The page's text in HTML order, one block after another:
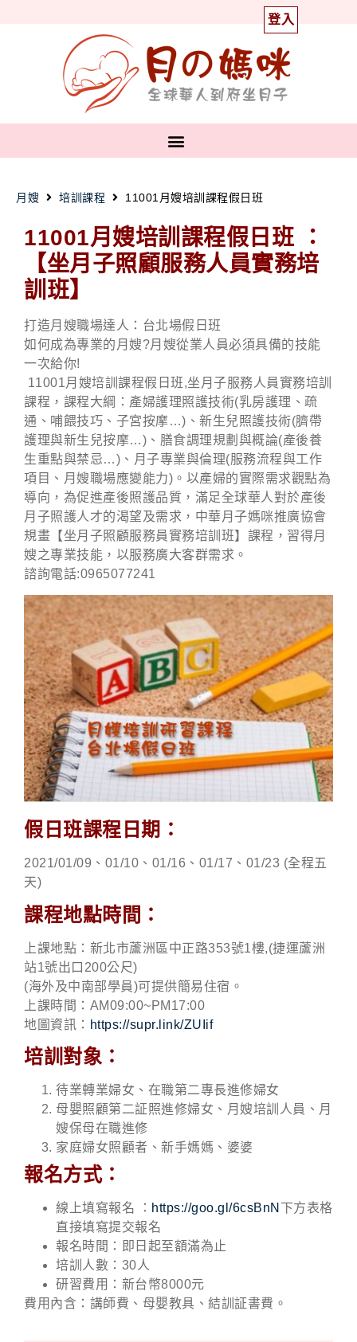
登入
月嫂 培訓課程 11001月嫂培訓課程假日班
11001月嫂培訓課程假日班 ：
【坐月子照顧服務人員實務培
訓班】
打造月嫂職場達人：台北場假日班
如何成為專業的月嫂?月嫂從業人員必須具備的技能
一次給你!
11001月嫂培訓課程假日班,坐月子服務人員實務培訓
課程，課程大綱：產婦護理照護技術(乳房護理、疏
通、哺餵技巧、子宮按摩…)、新生兒照護技術(臍帶
護理與新生兒按摩…)、膳食調理規劃與概論(產後養
生重點與禁忌…)、月子專業與倫理(服務流程與工作
項目、月嫂職場應變能力)。以產婦的實際需求觀點為
導向，為促進產後照護品質，滿足全球華人對於產後
月子照護人才的渴望及需求，中華月子媽咪推廣協會
規畫【坐月子照顧服務員實務培訓班】課程，習得月
嫂之專業技能，以服務廣大客群需求。
諮詢電話:0965077241
假日班課程日期：
2021/01/09、01/10、01/16、01/17、01/23 (全程五
天)
課程地點時間：
上課地點：新北市蘆洲區中正路353號1樓,(捷運蘆洲
站1號出口200公尺)
(海外及中南部學員)可提供簡易住宿。
上課時間：AM09:00~PM17:00
地圖資訊： https://supr.link/ZUIif
培訓對象：
待業轉業婦女、在職第二專長進修婦女
母嬰照顧第二証照進修婦女、月嫂培訓人員、月
嫂保母在職進修
家庭婦女照顧者、新手媽媽、婆婆
報名方式：
線上填寫報名 ： https://goo.gl/6csBnN 下方表格
直接填寫提交報名
報名時間：即日起至額滿為止
培訓人數：30人
研習費用：新台幣8000元
費用內含：講師費、母嬰教具、結訓証書費。